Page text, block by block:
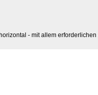
- mit allem erforderlichen